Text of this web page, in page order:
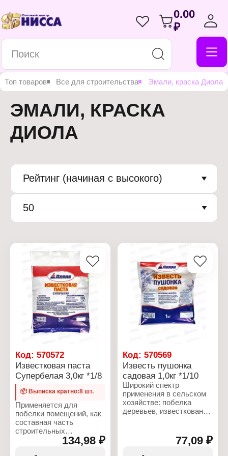
0.00
₽
Топ товаров Все для строительства Эмали, краска Диола
ЭМАЛИ, КРАСКА
ДИОЛА
Рейтинг (начиная с высокого)
50
Код: 570572
Известковая паста
Супербелая 3,0кг *1/8
📦 Выписка кратно:8 шт.
Применяется для
побелки помещений, как
составная часть
строительных
растворов, может
использоваться как
134,98 ₽
Код:570569
Известь пушонка
садовая 1,0кг *1/10
Широкий спектр
применения в сельском
хозяйстве: побелка
деревьев, известкование
пиломатериалов.
Дозировка извести77,09 ₽